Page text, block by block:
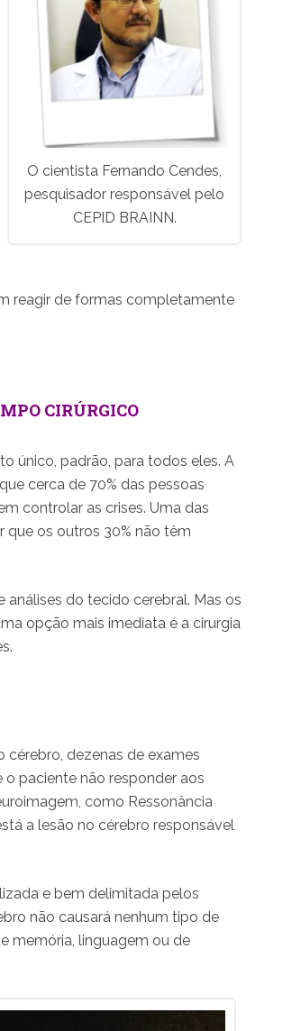
O cientista Fernando Cendes,
pesquisador responsável pelo
CEPID BRAINN.
reagir de formas completamente
CIRÚRGICO
único, padrão, para todos eles. A
cerca de 70% das pessoas
controlar as crises. Uma das
que os outros 30% não têm
do tecido cerebral. Mas os
opção mais imediata é a cirurgia
cérebro, dezenas de exames
o paciente não responder aos
como Ressonância
a lesão no cérebro responsável
e bem delimitada pelos
não causará nenhum tipo de
memória, linguagem ou de